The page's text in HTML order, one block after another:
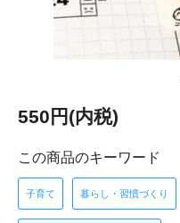
550円(内税)
この商品のキーワード
子育て 暮らし・習慣づくり